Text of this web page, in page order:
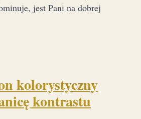
jest Pani na dobrej
kolorystyczny
kontrastu